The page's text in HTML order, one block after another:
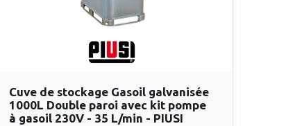
Cuve de stockage Gasoil galvanisée
1000L Double paroi avec kit pompe
à gasoil 230V - 35 L/min - PIUSI